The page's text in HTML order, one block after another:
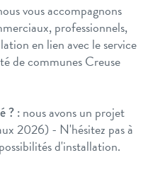
vous accompagnons
professionnels,
en lien avec le service
de communes Creuse
? :nous avons un projet
2026) - N'hésitez pas à
d'installation.